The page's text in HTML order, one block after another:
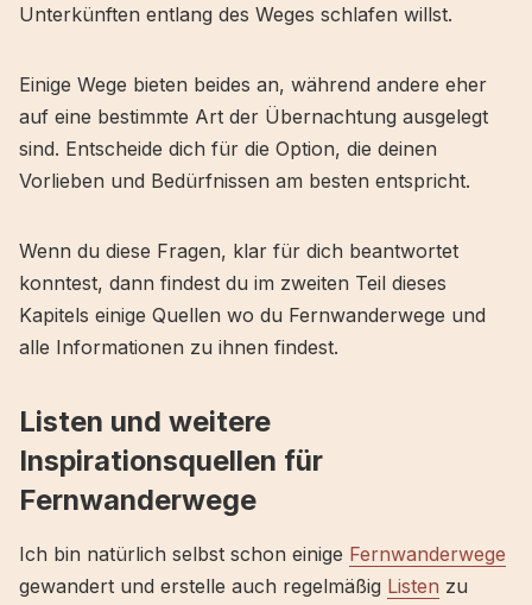
Unterkünften entlang des Weges schlafen willst.
Einige Wege bieten beides an, während andere eher
auf eine bestimmte Art der Übernachtung ausgelegt
sind. Entscheide dich für die Option, die deinen
Vorlieben und Bedürfnissen am besten entspricht.
Wenn du diese Fragen, klar für dich beantwortet
konntest, dann findest du im zweiten Teil dieses
Kapitels einige Quellen wo du Fernwanderwege und
alle Informationen zu ihnen findest.
Listen und weitere
Inspirationsquellen für
Fernwanderwege
Ich bin natürlich selbst schon einige Fernwanderwege
gewandert und erstelle auch regelmäßig Listen zu